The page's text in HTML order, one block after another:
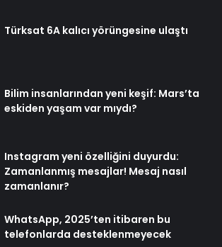
Türksat 6A kalıcı yörüngesine ulaştı
Bilim insanlarından yeni keşif: Mars’ta
eskiden yaşam var mıydı?
Instagram yeni özelliğini duyurdu:
Zamanlanmış mesajlar! Mesaj nasıl
zamanlanır?
WhatsApp, 2025’ten itibaren bu
telefonlarda desteklenmeyecek